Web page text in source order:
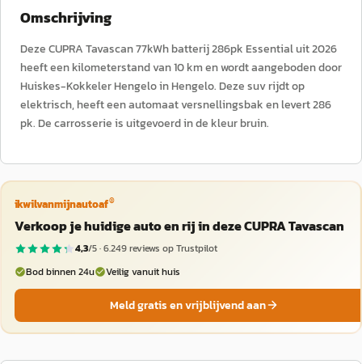
Omschrijving
Deze CUPRA Tavascan 77kWh batterij 286pk Essential uit 2026
heeft een kilometerstand van 10 km en wordt aangeboden door
Huiskes-Kokkeler Hengelo in Hengelo. Deze suv rijdt op
elektrisch, heeft een automaat versnellingsbak en levert 286
pk. De carrosserie is uitgevoerd in de kleur bruin.
ikwilvanmijnautoaf®
Verkoop je huidige auto en rij in deze CUPRA Tavascan
4,3/5 ·6.249reviews op Trustpilot
Bod binnen 24u
Veilig vanuit huis
Meld gratis en vrijblijvend aan